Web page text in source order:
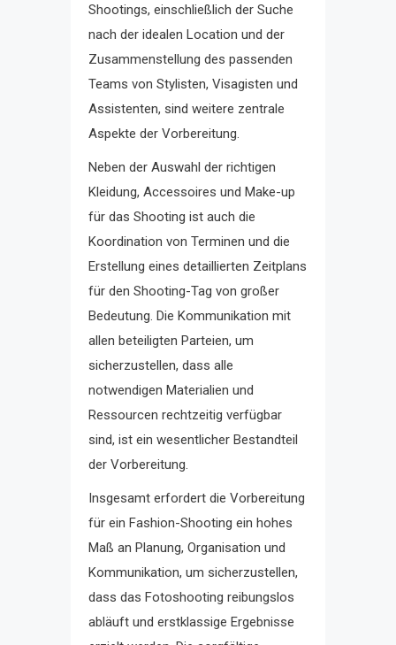
Shootings, einschließlich der Suche
nach der idealen Location und der
Zusammenstellung des passenden
Teams von Stylisten, Visagisten und
Assistenten, sind weitere zentrale
Aspekte der Vorbereitung.
Neben der Auswahl der richtigen
Kleidung, Accessoires und Make-up
für das Shooting ist auch die
Koordination von Terminen und die
Erstellung eines detaillierten Zeitplans
für den Shooting-Tag von großer
Bedeutung. Die Kommunikation mit
allen beteiligten Parteien, um
sicherzustellen, dass alle
notwendigen Materialien und
Ressourcen rechtzeitig verfügbar
sind, ist ein wesentlicher Bestandteil
der Vorbereitung.
Insgesamt erfordert die Vorbereitung
für ein Fashion-Shooting ein hohes
Maß an Planung, Organisation und
Kommunikation, um sicherzustellen,
dass das Fotoshooting reibungslos
abläuft und erstklassige Ergebnisse